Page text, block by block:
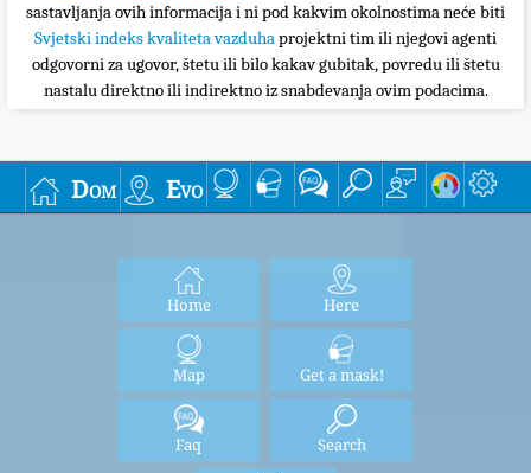
sastavljanja ovih informacija i ni pod kakvim okolnostima neće biti
Svjetski indeks kvaliteta vazduhaprojektni tim ili njegovi agenti
odgovorni za ugovor, štetu ili bilo kakav gubitak, povredu ili štetu
nastalu direktno ili indirektno iz snabdevanja ovim podacima.
Dom Evo
Home Here
Map Get a mask!
Faq Search